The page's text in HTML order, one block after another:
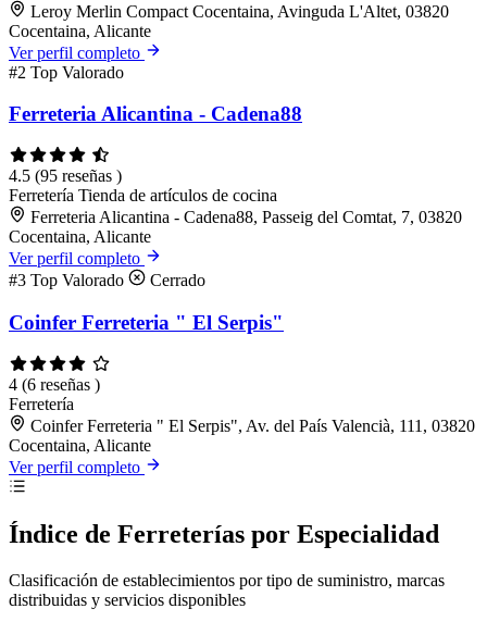
Leroy Merlin Compact Cocentaina, Avinguda L'Altet, 03820
Cocentaina, Alicante
Ver perfil completo
#2 Top Valorado
Ferreteria Alicantina - Cadena88
4.5 (95 reseñas )
Ferretería Tienda de artículos de cocina
Ferreteria Alicantina - Cadena88, Passeig del Comtat, 7, 03820
Cocentaina, Alicante
Ver perfil completo
#3 Top Valorado Cerrado
Coinfer Ferreteria " El Serpis"
4 (6 reseñas )
Ferretería
Coinfer Ferreteria " El Serpis", Av. del País Valencià, 111, 03820
Cocentaina, Alicante
Ver perfil completo
Índice de Ferreterías por Especialidad
Clasificación de establecimientos por tipo de suministro, marcas
distribuidas y servicios disponibles